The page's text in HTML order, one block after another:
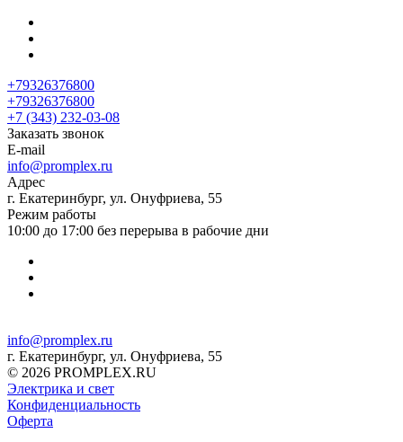
+79326376800
+79326376800
+7 (343) 232-03-08
Заказать звонок
E-mail
info@promplex.ru
Адрес
г. Екатеринбург, ул. Онуфриева, 55
Режим работы
10:00 до 17:00 без перерыва в рабочие дни
info@promplex.ru
г. Екатеринбург, ул. Онуфриева, 55
© 2026 PROMPLEX.RU
Электрика и свет
Конфиденциальность
Оферта